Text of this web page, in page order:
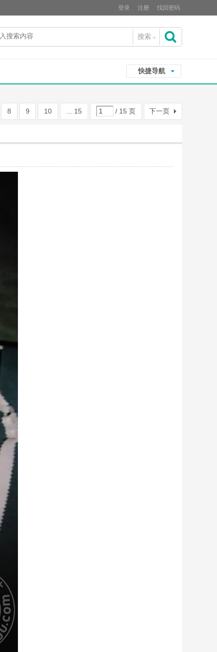
登录 注册 找回密码
搜索
快捷导航
8 9 10 ... 15 / 15 页 下一页